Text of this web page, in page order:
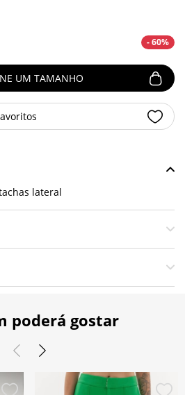
- 60%
UM TAMANHO
lateral
poderá gostar